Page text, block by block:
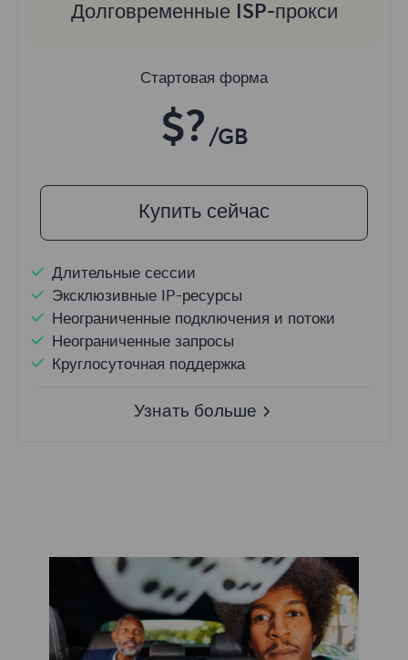
Долговременные ISP-прокси
Стартовая форма
$? /GB
Купить сейчас
Длительные сессии
Эксклюзивные IP-ресурсы
Неограниченные подключения и потоки
Неограниченные запросы
Круглосуточная поддержка
Узнать больше